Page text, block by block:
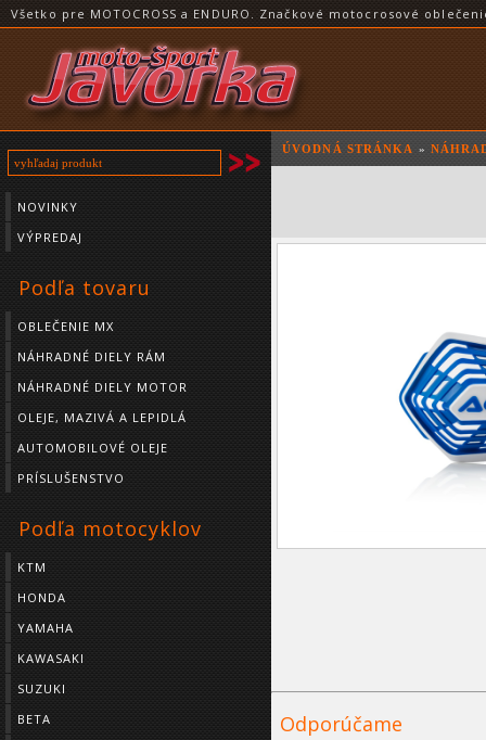
Všetko pre MOTOCROSS a ENDURO. Značkové motocrosové
NOVINKY
VÝPREDAJ
Podľa tovaru
OBLEČENIE MX
NÁHRADNÉ DIELY RÁM
NÁHRADNÉ DIELY MOTOR
OLEJE, MAZIVÁ A LEPIDLÁ
AUTOMOBILOVÉ OLEJE
PRÍSLUŠENSTVO
Podľa motocyklov
KTM
HONDA
YAMAHA
KAWASAKI
SUZUKI
BETA
ÚVODNÁ STRÁNKA »
Odporúčame